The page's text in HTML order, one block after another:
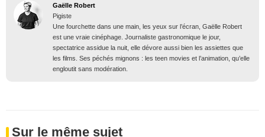
Gaëlle Robert
Pigiste
Une fourchette dans une main, les yeux sur l’écran, Gaëlle Robert
est une vraie cinéphage. Journaliste gastronomique le jour,
spectatrice assidue la nuit, elle dévore aussi bien les assiettes que
les films. Ses péchés mignons : les teen movies et l’animation, qu’elle
engloutit sans modération.
Sur le même sujet